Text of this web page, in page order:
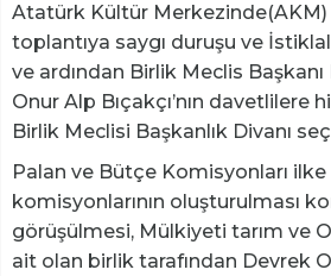
Atatürk Kültür
toplantıya saygı duruşu ve İstiklal
ve ardından Birlik Meclis
Onur Alp Bıçakçı’nın davetlilere
Birlik Meclisi Başkanlık Divanı
Palan ve Bütçe Komisyonları
komisyonlarının oluşturulması
görüşülmesi, Mülkiyeti tarım ve
ait olan birlik tarafından Devrek